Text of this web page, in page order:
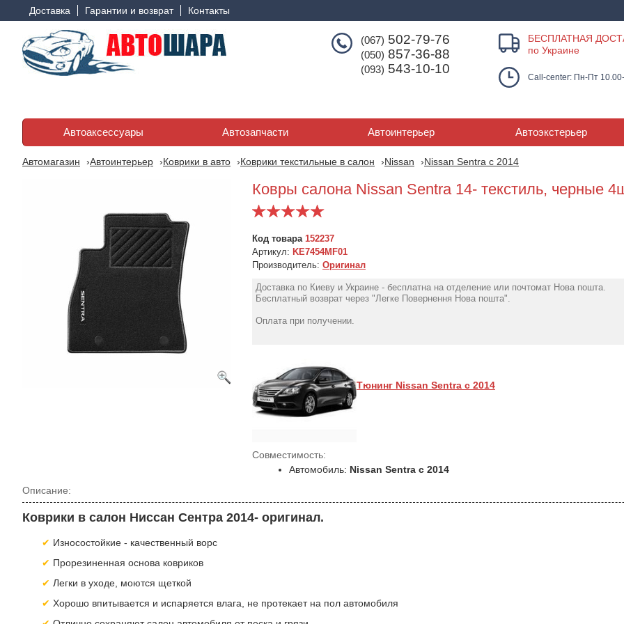
Доставка Гарантии и возврат Контакты
(067) 502-79-76
(050) 857-36-88
(093) 543-10-10
БЕСПЛАТНАЯ
по Украине
Call-center: Пн-Пт
Автоаксессуары Автозапчасти Автоинтерьер Автоэкстерьер
Автомагазин Автоинтерьер Коврики в авто Коврики текстильные в салон Nissan Nissan Sentra с 2014
Ковры салона Nissan Sentra 14- текстиль, черные
Код товара 152237
Артикул: KE7454MF01
Производитель: Оригинал
Доставка по Киеву и Украине - бесплатна на отделение или почтомат Нова пошта.
Бесплатный возврат через "Легке Повернення Нова пошта".
Оплата при получении.
Тюнинг Nissan Sentra с 2014
Совместимость:
Автомобиль: Nissan Sentra с 2014
Описание:
Коврики в салон Ниссан Сентра 2014- оригинал.
Износостойкие - качественный ворс
Прорезиненная основа ковриков
Легки в уходе, моются щеткой
Хорошо впитывается и испаряется влага, не протекает на пол автомобиля